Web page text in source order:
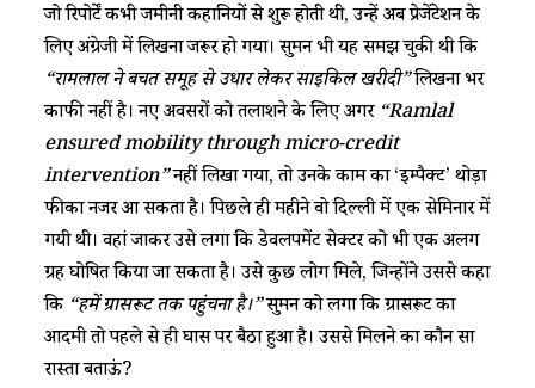
जो रिपोर्टें कभी जमीनी कहानियों से शुरू होती थी, उन्हें अब प्रेजेंटेशन के
लिए अंग्रेजी में लिखना जरूरी हो गया। सुमन भी यह समझ चुकी थी कि
“रामलाल ने बचत समूह से उधार लेकर साइकिल खरीदी”लिखना भर
काफी नहीं है। नए अवसरों को तलाशने के लिए अगर “Ramlal
ensured mobility through micro-credit
intervention”नहीं लिखा गया, तो उनके काम का ‘इम्पैक्ट’ थोड़ा
फीका नजर आ सकता है। पिछले ही महीने वो दिल्ली में एक सेमिनार में
गयी थी। वहां जाकर उसे लगा कि डेवलपमेंट सेक्टर को भी एक अलग
ग्रह घोषित किया जा सकता है। उसे कुछ लोग मिले, जिन्होंने उससे कहा
कि “हमें ग्रासरूट तक पहुंचना है।”सुमन को लगा कि ग्रासरूट का
आदमी तो पहले से ही घास पर बैठा हुआ है। उससे मिलने का कौन सा
रास्ता बताऊं?